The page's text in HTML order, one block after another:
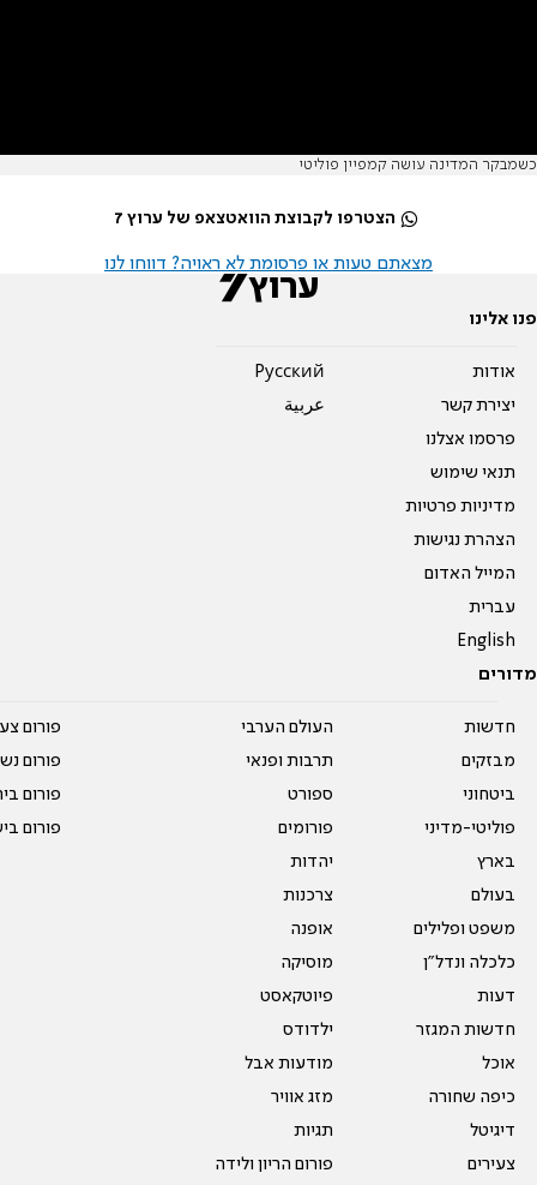
כשמבקר המדינה עושה קמפיין פוליטי
הצטרפו לקבוצת הוואטצאפ של ערוץ 7
מצאתם טעות או פרסומת לא ראויה? דווחו לנו
פנו אלינו
אודות
יצירת קשר
פרסמו אצלנו
תנאי שימוש
מדיניות פרטיות
הצהרת נגישות
המייל האדום
עברית
English
Pусский
عربية
מדורים
חדשות
מבזקים
ביטחוני
פוליטי-מדיני
בארץ
בעולם
משפט ופלילים
כלכלה ונדל"ן
דעות
חדשות המגזר
אוכל
כיפה שחורה
דיגיטל
צעירים
העולם הערבי
תרבות ופנאי
ספורט
פורומים
יהדות
צרכנות
אופנה
מוסיקה
פיוטקאסט
ילדודס
מודעות אבל
מזג אוויר
תגיות
פורום הריון ולידה
פורום
פורום
פורום
פורום